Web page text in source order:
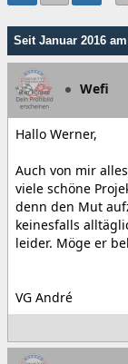
Seit Januar 2016
Wefi
Hallo Werner,
Auch von mir
viele schöne
denn den Mut
keinesfalls
leider. Möge er
VG André